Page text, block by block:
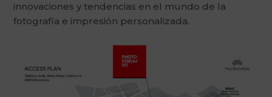
innovaciones y tendencias en el mundo de la
fotografía e impresión personalizada.